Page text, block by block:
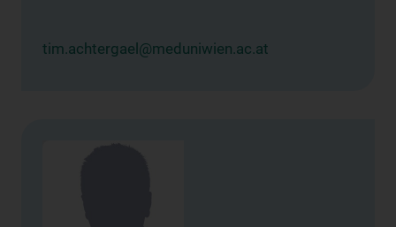
tim.achtergael@meduniwien.ac.at